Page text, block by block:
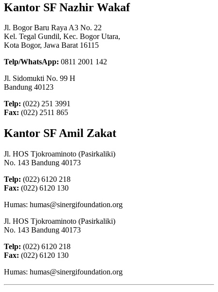
Kantor SF Nazhir Wakaf
Jl. Bogor Baru Raya A3 No. 22
Kel. Tegal Gundil, Kec. Bogor Utara,
Kota Bogor, Jawa Barat 16115
Telp/WhatsApp: 0811 2001 142
Jl. Sidomukti No. 99 H
Bandung 40123
Telp: (022) 251 3991
Fax: (022) 2511 865
Kantor SF Amil Zakat
Jl. HOS Tjokroaminoto (Pasirkaliki)
No. 143 Bandung 40173
Telp: (022) 6120 218
Fax: (022) 6120 130
Humas: humas@sinergifoundation.org
Jl. HOS Tjokroaminoto (Pasirkaliki)
No. 143 Bandung 40173
Telp: (022) 6120 218
Fax: (022) 6120 130
Humas: humas@sinergifoundation.org